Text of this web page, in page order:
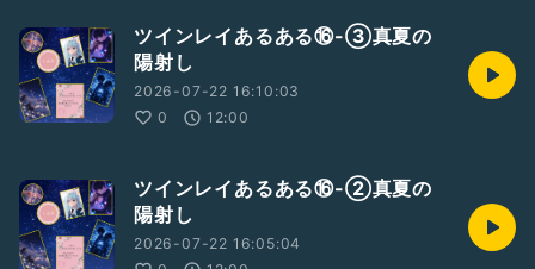
ツインレイあるある⑯-③真夏の
陽射し
2026-07-22 16:10:03
0
12:00
ツインレイあるある⑯-②真夏の
陽射し
2026-07-22 16:05:04